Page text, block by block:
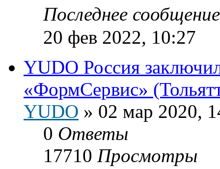
Последнее
20 фев 2022, 10:27
YUDO Россия
«ФормСервис»
YUDO » 02 мар 2020,
0 Ответы
17710 Просмотры